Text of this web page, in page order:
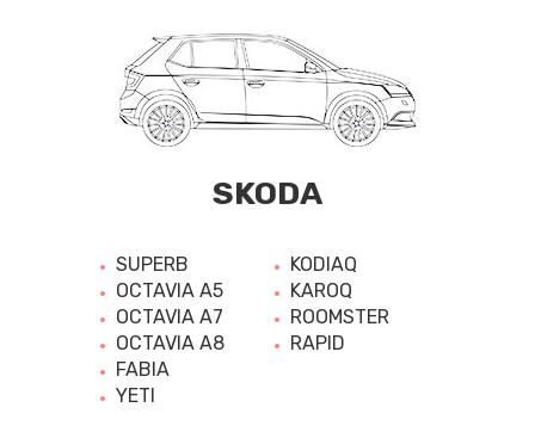
SKODA
SUPERB
OCTAVIA A5
OCTAVIA A7
OCTAVIA A8
FABIA
YETI
KODIAQ
KAROQ
ROOMSTER
RAPID